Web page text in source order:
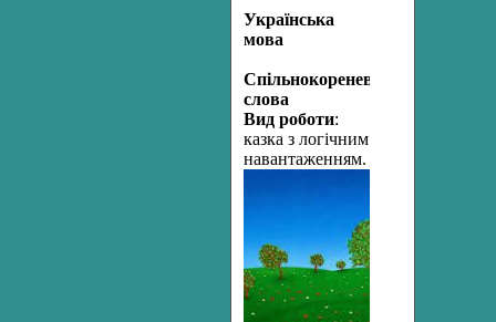
Українська
мова
Спільнокореневі
слова
Вид роботи:
казка з логічним
навантаженням.